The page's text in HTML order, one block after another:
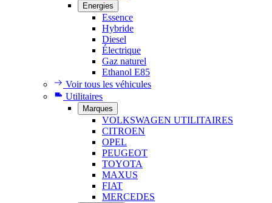
Energies
Essence
Hybride
Diesel
Électrique
Gaz naturel
Ethanol E85
Voir tous les véhicules
Utilitaires
Marques
VOLKSWAGEN UTILITAIRES
CITROEN
OPEL
PEUGEOT
TOYOTA
MAXUS
FIAT
MERCEDES